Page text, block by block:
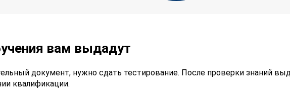
вам выдадут
документ, нужно сдать тестирование. После проверки знаний
квалификации.